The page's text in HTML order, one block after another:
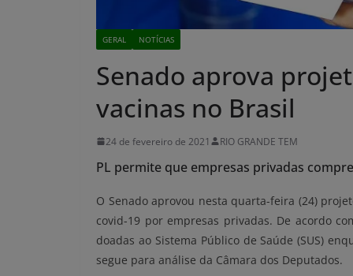
GERAL NOTÍCIAS
Senado aprova
vacinas no Brasil
24 de fevereiro de 2021 RIO GRANDE TEM
PL permite que empresas privadas
O Senado aprovou nesta quarta-feira (24)
covid-19 por empresas privadas. De acordo
doadas ao Sistema Público de Saúde (SUS)
segue para análise da Câmara dos Deputados.